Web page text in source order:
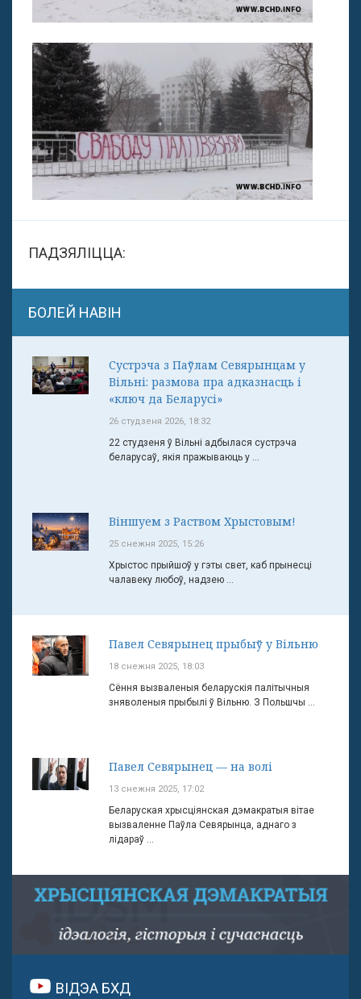
ПАДЗЯЛІЦЦА:
БОЛЕЙ НАВІН
Сустрэча з Паўлам Севярынцам у
Вільні: размова пра адказнасць і
«ключ да Беларусі»
26 студзеня 2026, 18:32
22 студзеня ў Вільні адбылася сустрэча
беларусаў, якія пражываюць у ...
Віншуем з Раством Хрыстовым!
25 снежня 2025, 15:26
Хрыстос прыйшоў у гэты свет, каб прынесці
чалавеку любоў, надзею ...
Павел Севярынец прыбыў у Вільню
18 снежня 2025, 18:03
Сёння вызваленыя беларускія палітычныя
зняволеныя прыбылі ў Вільню. З Польшчы ...
Павел Севярынец — на волі
13 снежня 2025, 17:02
Беларуская хрысціянская дэмакратыя вітае
вызваленне Паўла Севярынца, аднаго з
лідараў ...
ВІДЭА БХД